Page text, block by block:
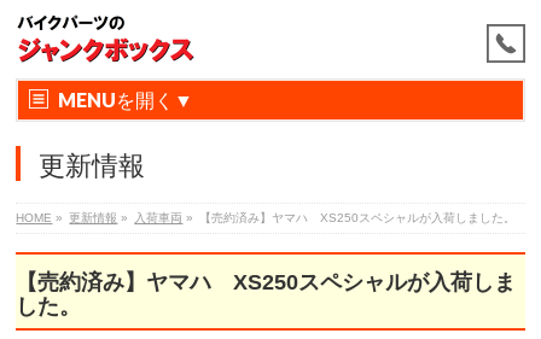
MENU
更新情報
HOME » 更新情報 » 入荷車両 » 【売約済み】ヤマハ XS250スペシャルが入荷しました。
【売約済み】ヤマハ XS250スペシャルが入荷しま
した。